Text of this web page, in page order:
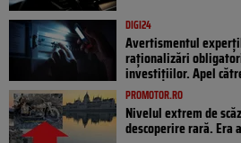
DIGI24
Avertismentul
raționalizări
investițiilor. Apel
PROMOTOR.RO
Nivelul extrem de
descoperire rară. Era